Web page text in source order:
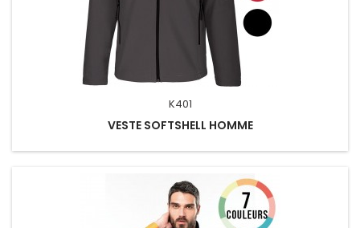
K401
VESTE SOFTSHELL HOMME